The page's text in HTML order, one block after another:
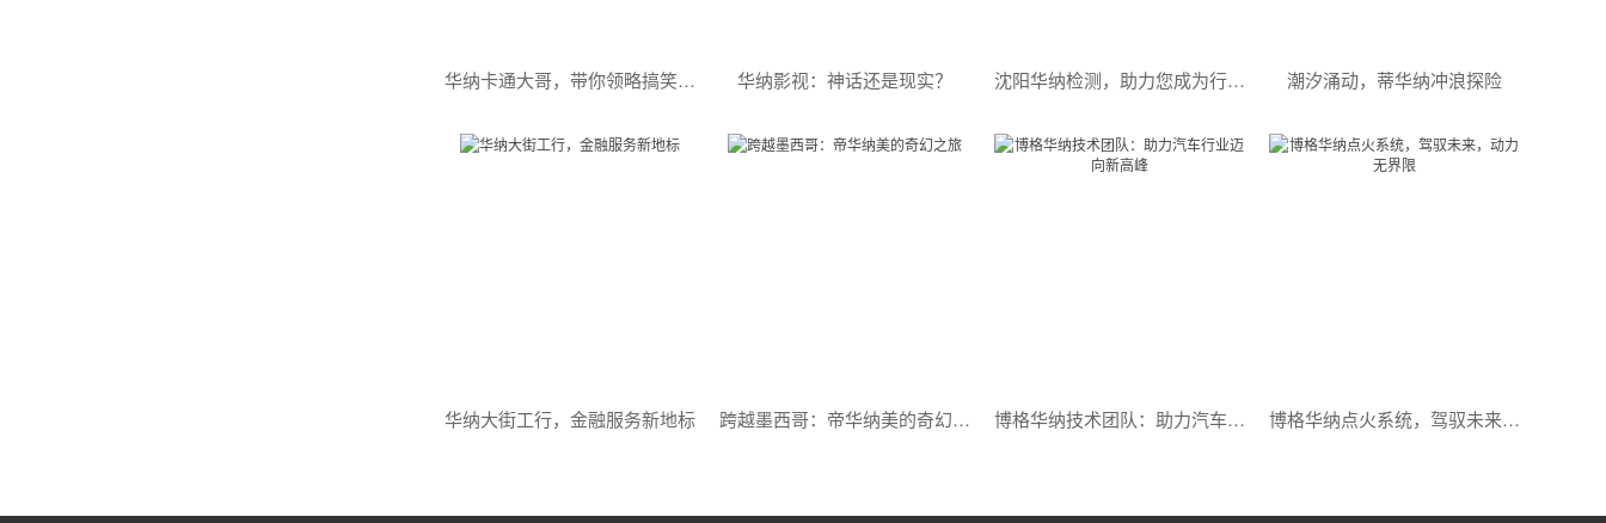
华纳卡通大哥，带你领略搞笑的魅力 华纳影视：神话还是现实？ 沈阳华纳检测，助力您成为行业精英 潮汐涌动，蒂华纳冲浪探险
华纳大街工行，金融服务新地标 跨越墨西哥：帝华纳美的奇幻之旅 博格华纳技术团队：助力汽车行业迈向新高峰 博格华纳点火系统，驾驭未来，动力无界限